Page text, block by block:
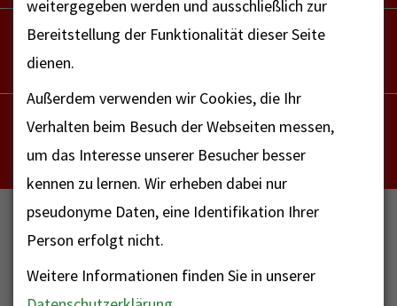
POLIZEI
NOTRUF - FAX FÜR HÖRBEHINDERTE
112
Ob Präzens oder über Teams wird kurzfristig bekannt
gegeben.
weitergegeben werden und ausschließlich zur
Bereitstellung der Funktionalität dieser Seite
dienen.
Außerdem verwenden wir Cookies, die Ihr
Verhalten beim Besuch der Webseiten messen,
um das Interesse unserer Besucher besser
kennen zu lernen. Wir erheben dabei nur
pseudonyme Daten, eine Identifikation Ihrer
Person erfolgt nicht.
Weitere Informationen finden Sie in unserer